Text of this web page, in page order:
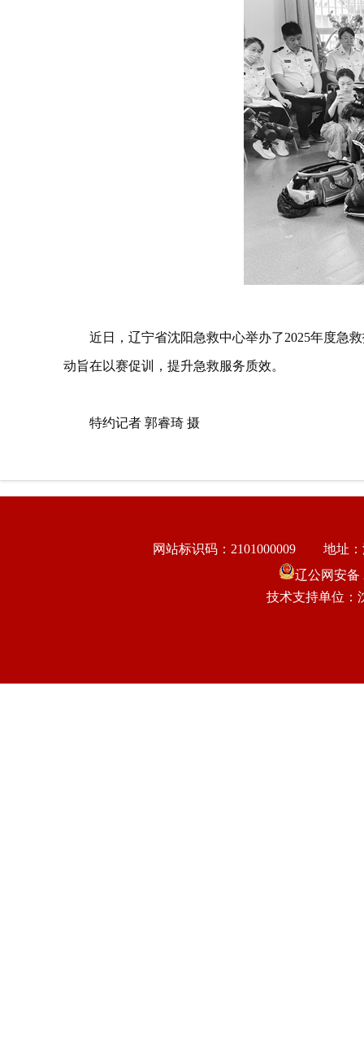
近日，辽宁省沈阳急救中心举办了2025年度急
动旨在以赛促训，提升急救服务质效。
特约记者 郭睿琦 摄
网站标识码：2101000009
地址
辽公网安备
技术支持单位：